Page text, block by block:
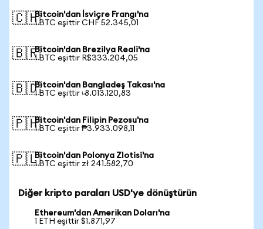
🇨🇭Bitcoin'dan İsviçre Frangı'na
1 BTC eşittir CHF 52.345,01
🇧🇷Bitcoin'dan Brezilya Reali'na
1 BTC eşittir R$333.204,05
🇧🇩Bitcoin'dan Bangladeş Takası'na
1 BTC eşittir ৳8.013.120,83
🇵🇭Bitcoin'dan Filipin Pezosu'na
1 BTC eşittir ₱3.933.098,11
🇵🇱Bitcoin'dan Polonya Zlotisi'na
1 BTC eşittir zł 241.582,70
Diğer kripto paraları USD'ye dönüştürün
Ethereum'dan Amerikan Doları'na
1 ETH eşittir $1.871,97